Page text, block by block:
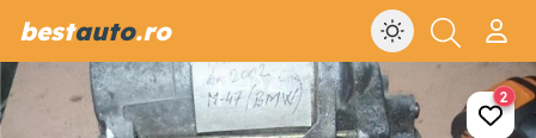
bestauto.ro
2